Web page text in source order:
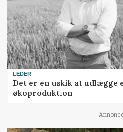
LEDER
Det er en uskik at udlægge
økoproduktion
Annonce